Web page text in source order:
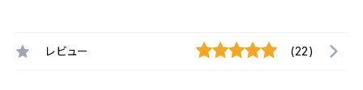
レビュー (22)